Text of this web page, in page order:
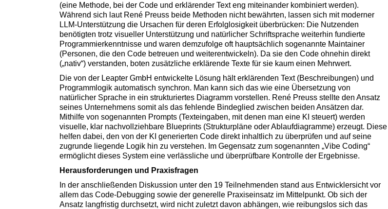
(eine Methode, bei der Code und erklärender Text eng miteinander kombiniert werden).
Während sich laut René Preuss beide Methoden nicht bewährten, lassen sich mit moderner
LLM-Unterstützung die Ursachen für deren Erfolglosigkeit überbrücken: Die Nutzenden
benötigten trotz visueller Unterstützung und natürlicher Schriftsprache weiterhin fundierte
Programmierkenntnisse und waren demzufolge oft hauptsächlich sogenannte Maintainer
(Personen, die den Code betreuen und weiterentwickeln). Da sie den Code ohnehin direkt
(„nativ“) verstanden, boten zusätzliche erklärende Texte für sie kaum einen Mehrwert.
Die von der Leapter GmbH entwickelte Lösung hält erklärenden Text (Beschreibungen) und
Programmlogik automatisch synchron. Man kann sich das wie eine Übersetzung von
natürlicher Sprache in ein strukturiertes Diagramm vorstellen. René Preuss stellte den Ansatz
seines Unternehmens somit als das fehlende Bindeglied zwischen beiden Ansätzen dar.
Mithilfe von sogenannten Prompts (Texteingaben, mit denen man eine KI steuert) werden
visuelle, klar nachvollziehbare Blueprints (Strukturpläne oder Ablaufdiagramme) erzeugt. Diese
helfen dabei, den von der KI generierten Code direkt inhaltlich zu überprüfen und auf seine
zugrunde liegende Logik hin zu verstehen. Im Gegensatz zum sogenannten „Vibe Coding“
ermöglicht dieses System eine verlässliche und überprüfbare Kontrolle der Ergebnisse.
Herausforderungen und Praxisfragen
In der anschließenden Diskussion unter den 19 Teilnehmenden stand aus Entwicklersicht vor
allem das Code-Debugging sowie der generelle Praxiseinsatz im Mittelpunkt. Ob sich der
Ansatz langfristig durchsetzt, wird nicht zuletzt davon abhängen, wie reibungslos sich das